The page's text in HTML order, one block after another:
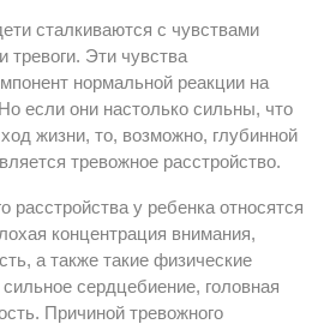
сталкиваются с чувствами
тревоги. Эти чувства
нормальной реакции на
если они настолько сильны, что
жизни, то, возможно, глубинной
тревожное расстройство.
расстройства у ребенка относятся
концентрация внимания,
а также такие физические
сердцебиение, головная
Причиной тревожного